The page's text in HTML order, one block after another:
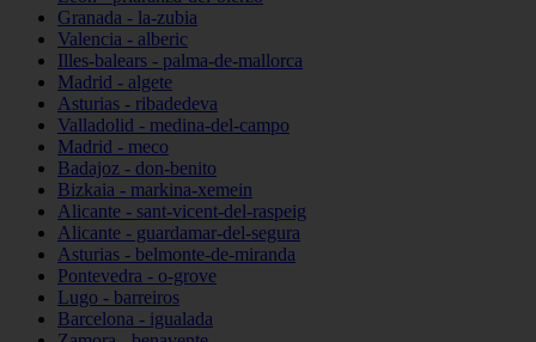
Granada - la-zubia
Valencia - alberic
Illes-balears - palma-de-mallorca
Madrid - algete
Asturias - ribadedeva
Valladolid - medina-del-campo
Madrid - meco
Badajoz - don-benito
Bizkaia - markina-xemein
Alicante - sant-vicent-del-raspeig
Alicante - guardamar-del-segura
Asturias - belmonte-de-miranda
Pontevedra - o-grove
Lugo - barreiros
Barcelona - igualada